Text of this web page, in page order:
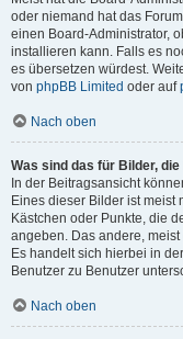
oder niemand hat das
einen Board-Administrator,
installieren kann. Falls es
es übersetzen würdest.
von phpBB Limited oder auf
Nach oben
Was sind das für Bilder,
In der Beitragsansicht
Eines dieser Bilder ist meist
Kästchen oder Punkte, die
angeben. Das andere,
Es handelt sich hierbei in
Benutzer zu Benutzer
Nach oben